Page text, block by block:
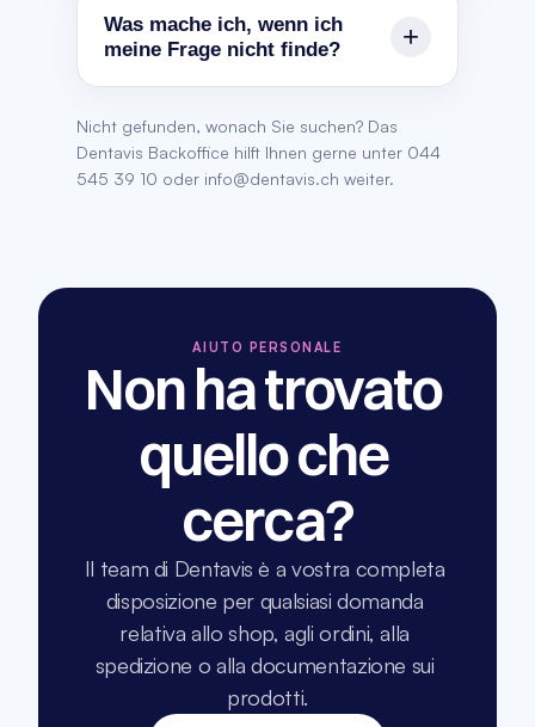
Was mache ich, wenn ich
meine Frage nicht finde?
+
finden, schreiben Sie uns bitte an
info@dentavis.ch oder kontaktieren
Sie unser Backoffice telefonisch unter
Nicht gefunden, wonach Sie suchen? Das
Dentavis Backoffice hilft Ihnen gerne unter 044
545 39 10 oder info@dentavis.ch weiter.
AIUTO PERSONALE
Non ha trovato
quello che
cerca?
Il team di Dentavis è a vostra completa
disposizione per qualsiasi domanda
relativa allo shop, agli ordini, alla
spedizione o alla documentazione sui
prodotti.